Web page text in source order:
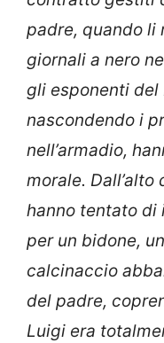
padre, quando li
giornali a nero
gli esponenti del
nascondendo i
nell’armadio,
morale.
hanno tentato di
per un bidone,
calcinaccio
del padre,
Luigi era